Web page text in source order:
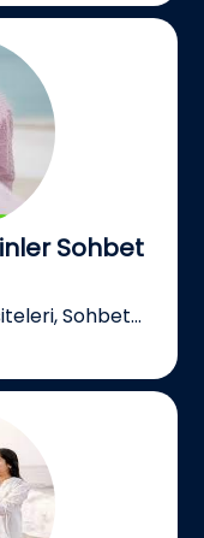
Sohbet
Sohbet...